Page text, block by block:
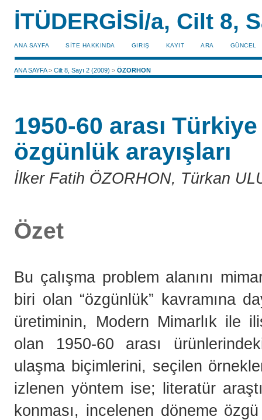
İTÜDERGİSİ/a, Cilt 8,
ANA SAYFA SİTE HAKKINDA GIRIŞ KAYIT ARA GÜNCEL
ANA SAYFA>Cilt 8, Sayı 2 (2009) >ÖZORHON
1950-60 arası
özgünlük arayışları
İlker Fatih ÖZORHON, Türkan
Özet
Bu çalışma problem alanını
biri olan “özgünlük” kavramına
üretiminin, Modern Mimarlık ile
olan 1950-60 arası
ulaşma biçimlerini, seçilen
izlenen yöntem ise; literatür
konması, incelenen döneme